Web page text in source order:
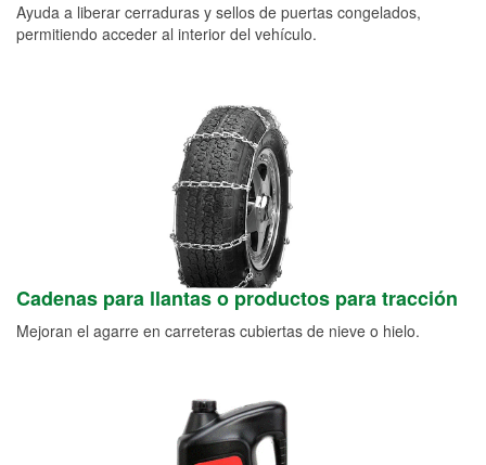
Ayuda a liberar cerraduras y sellos de puertas congelados,
permitiendo acceder al interior del vehículo.
Cadenas para llantas o productos para tracción
Mejoran el agarre en carreteras cubiertas de nieve o hielo.